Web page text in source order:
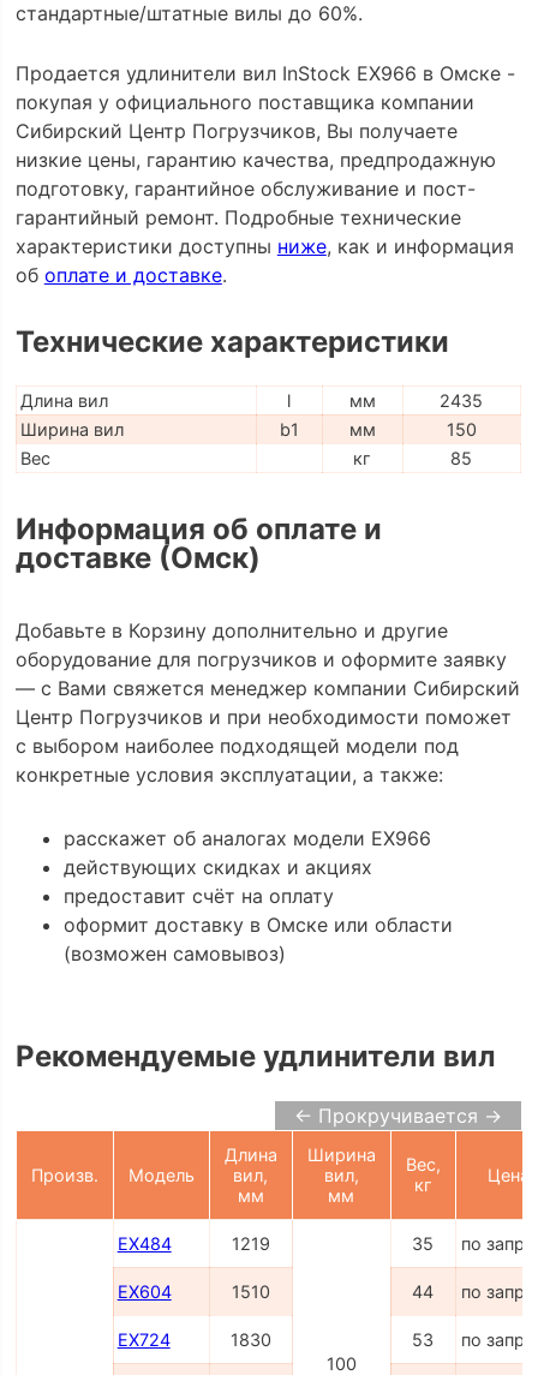
стандартные/штатные вилы до 60%.
Продается удлинители вил InStock EX966 в Омске -
покупая у официального поставщика компании
Сибирский Центр Погрузчиков, Вы получаете
низкие цены, гарантию качества, предпродажную
подготовку, гарантийное обслуживание и пост-
гарантийный ремонт. Подробные технические
характеристики доступны ниже, как и информация
об оплате и доставке.
Технические характеристики
Длина вил l мм
2435
Ширина вил
b1 мм
150
Вес
кг 85
Информация об оплате и
доставке (Омск)
Добавьте в Корзину дополнительно и другие
оборудование для погрузчиков и оформите заявку
— с Вами свяжется менеджер компании Сибирский
Центр Погрузчиков и при необходимости поможет
с выбором наиболее подходящей модели под
конкретные условия эксплуатации, а также:
расскажет об аналогах модели EX966
действующих скидках и акциях
предоставит счёт на оплату
оформит доставку в Омске или области
(возможен самовывоз)
Рекомендуемые удлинители вил
← Прокручивается →
Произв. Модель
Длина
вил,
мм
Ширина
вил,
мм
Вес,
кг
Цена
EX484 1219
100
35 по
EX604 1510 44 по
EX724 1830 53 по